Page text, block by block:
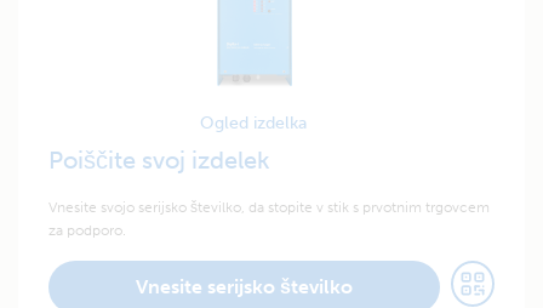
Ogled izdelka
Poiščite svoj izdelek
Vnesite svojo serijsko številko, da stopite v stik s prvotnim trgovcem
za podporo.
Vnesite serijsko številko